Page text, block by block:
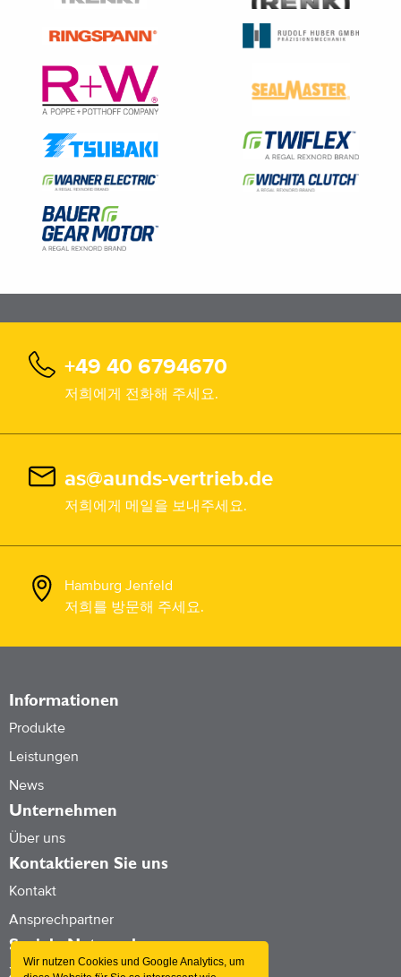
Wir nutzen Cookies und Google Analytics, um
+49 40 6794670
저희에게 전화해 주세요.
as@aunds-vertrieb.de
저희에게 메일을 보내주세요.
Hamburg Jenfeld
저희를 방문해 주세요.
Informationen
Produkte
Leistungen
News
Unternehmen
Über uns
Kontaktieren Sie uns
Kontakt
Ansprechpartner
Soziale Netzwerke
Xing